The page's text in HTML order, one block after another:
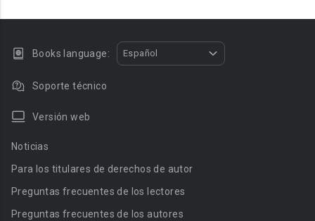
Books language: Español
Soporte técnico
Versión web
Noticias
Para los titulares de derechos de autor
Preguntas frecuentes de los lectores
Preguntas frecuentes de los autores